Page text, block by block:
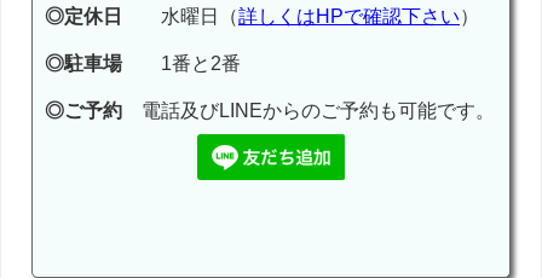
◎定休日 水曜日（詳しくはHPで確認下さい）
◎駐車場1番と2番
◎ご予約 電話及びLINEからのご予約も可能です。